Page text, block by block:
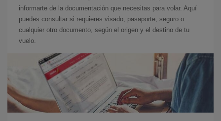
informarte de la documentación que necesitas para volar. Aquí
puedes consultar si requieres visado, pasaporte, seguro o
cualquier otro documento, según el origen y el destino de tu
vuelo.